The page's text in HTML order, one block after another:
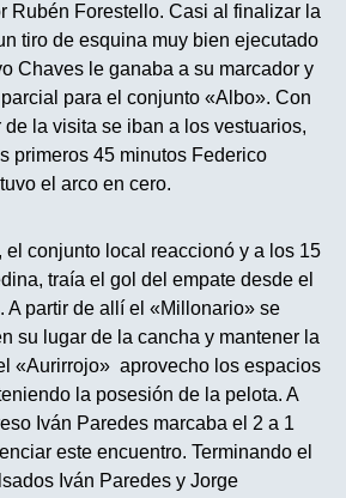
Rubén Forestello. Casi al finalizar la
tiro de esquina muy bien ejecutado
Chaves le ganaba a su marcador y
para el conjunto «Albo». Con
la visita se iban a los vestuarios,
primeros 45 minutos Federico
el arco en cero.
el conjunto local reaccionó y a los 15
traía el gol del empate desde el
A partir de allí el «Millonario» se
su lugar de la cancha y mantener la
«Aurirrojo» aprovecho los espacios
la posesión de la pelota. A
Iván Paredes marcaba el 2 a 1
este encuentro. Terminando el
Iván Paredes y Jorge